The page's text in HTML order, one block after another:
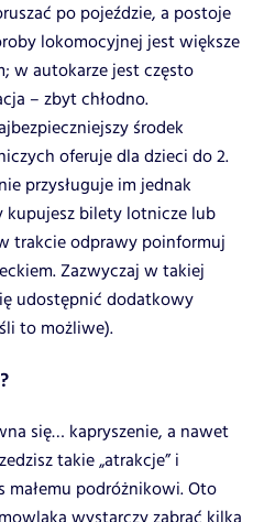
po pojeździe, a postoje
lokomocyjnej jest większe
w autokarze jest często
– zbyt chłodno.
środek
oferuje dla dzieci do 2.
przysługuje im jednak
kupujesz bilety lotnicze lub
trakcie odprawy poinformuj
Zazwyczaj w takiej
udostępnić dodatkowy
to możliwe).
się… kapryszenie, a nawet
takie „atrakcje” i
małemu podróżnikowi. Oto